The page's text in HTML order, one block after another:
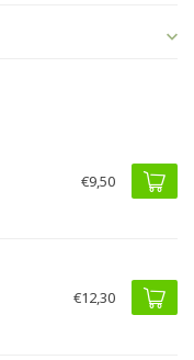
€9,50
€12,30